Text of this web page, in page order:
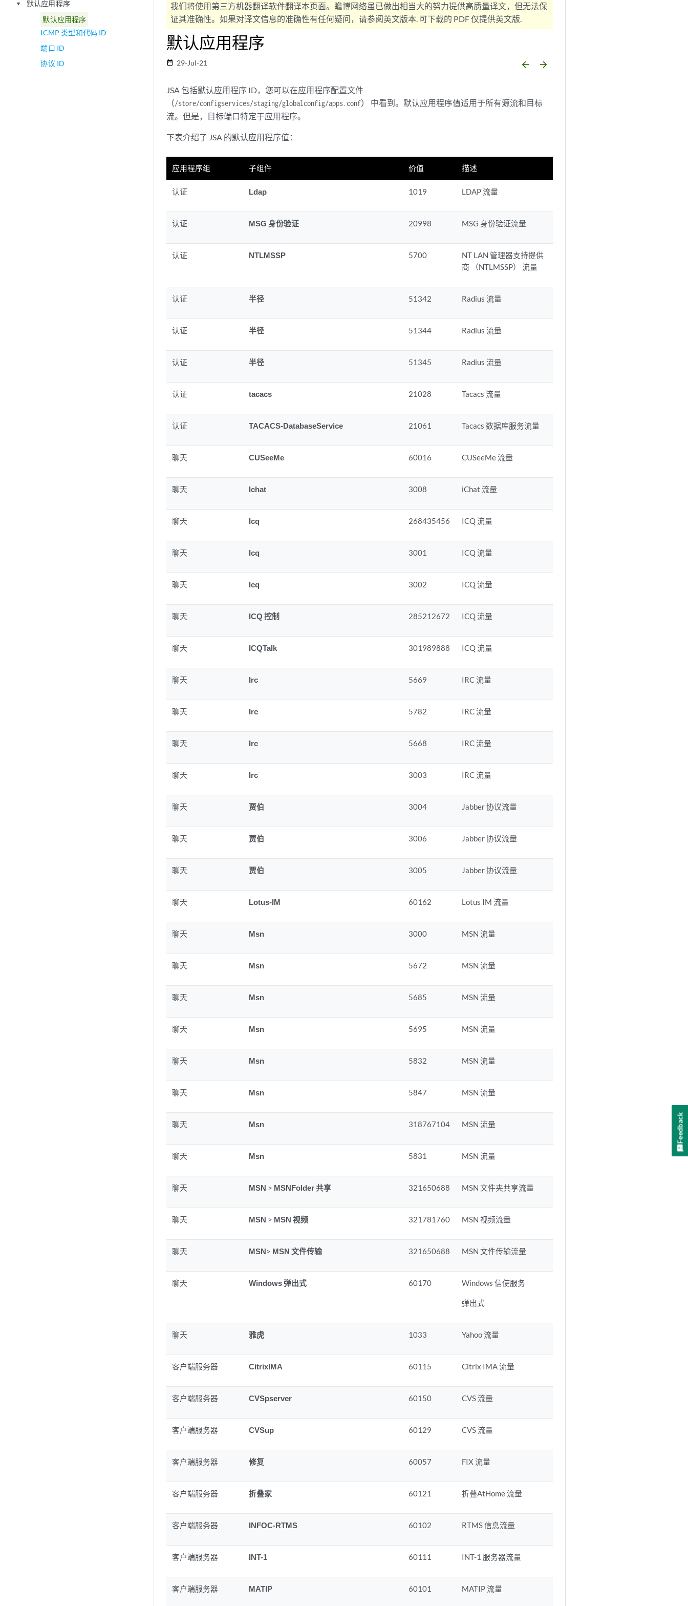
play_arrow
默认应用程序
默认应用程序
ICMP 类型和代码 ID
端口 ID
协议 ID
我们将使用第三方机器翻译软件翻译本页面。瞻博网络虽已做出相当大的努力提供高质量译文，但无法保
证其准确性。如果对译文信息的准确性有任何疑问，请参阅英文版本. 可下载的 PDF 仅提供英文版.
默认应用程序
date_range 29-Jul-21 arrow_backward arrow_forward
JSA 包括默认应用程序 ID，您可以在应用程序配置文件
（/store/configservices/staging/globalconfig/apps.conf） 中看到。默认应用程序值适用于所有源流和目标
流。但是，目标端口特定于应用程序。
下表介绍了 JSA 的默认应用程序值：
应用程序组 子组件 价值 描述
认证 Ldap 1019 LDAP 流量
认证 MSG 身份验证 20998 MSG 身份验证流量
认证 NTLMSSP 5700
NT LAN 管理器支持提供
商 （NTLMSSP） 流量
认证 半径 51342 Radius 流量
认证 半径 51344 Radius 流量
认证 半径 51345 Radius 流量
认证 tacacs 21028 Tacacs 流量
认证 TACACS-DatabaseService 21061 Tacacs 数据库服务流量
聊天 CUSeeMe 60016 CUSeeMe 流量
聊天 Ichat 3008 iChat 流量
聊天 Icq 268435456 ICQ 流量
聊天 Icq 3001 ICQ 流量
聊天 Icq 3002 ICQ 流量
聊天 ICQ 控制 285212672 ICQ 流量
聊天 ICQTalk 301989888 ICQ 流量
聊天 Irc 5669 IRC 流量
聊天 Irc 5782 IRC 流量
聊天 Irc 5668 IRC 流量
聊天 Irc 3003 IRC 流量
聊天 贾伯 3004 Jabber 协议流量
聊天 贾伯 3006 Jabber 协议流量
聊天 贾伯 3005 Jabber 协议流量
聊天 Lotus-IM 60162 Lotus IM 流量
聊天 Msn 3000 MSN 流量
聊天 Msn 5672 MSN 流量
聊天 Msn 5685 MSN 流量
聊天 Msn 5695 MSN 流量
聊天 Msn 5832 MSN 流量
聊天 Msn 5847 MSN 流量
聊天 Msn 318767104 MSN 流量
聊天 Msn 5831 MSN 流量
聊天 MSN > MSNFolder 共享 321650688 MSN 文件夹共享流量
聊天 MSN > MSN 视频 321781760 MSN 视频流量
聊天 MSN> MSN 文件传输 321650688 MSN 文件传输流量
聊天 Windows 弹出式 60170 Windows 信使服务
弹出式
聊天 雅虎 1033 Yahoo 流量
客户端服务器 CitrixIMA 60115 Citrix IMA 流量
客户端服务器 CVSpserver 60150 CVS 流量
客户端服务器 CVSup 60129 CVS 流量
客户端服务器 修复 60057 FIX 流量
客户端服务器 折叠家 60121 折叠AtHome 流量
客户端服务器 INFOC-RTMS 60102 RTMS 信息流量
客户端服务器 INT-1 60111 INT-1 服务器流量
客户端服务器 MATIP 60101 MATIP 流量
Feedback